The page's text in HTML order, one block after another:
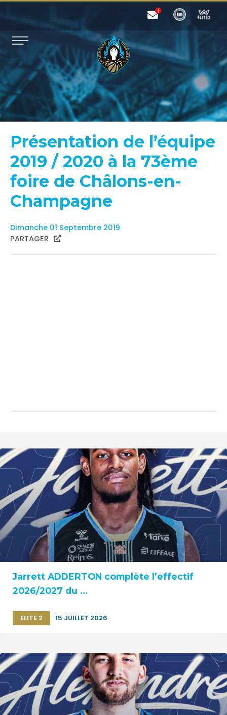
Présentation de l’équipe
2019 / 2020 à la 73ème
foire de Châlons-en-
Champagne
Dimanche 01 Septembre 2019
PARTAGER
Jarrett ADDERTON complète l’effectif
2026/2027 du ...
ELITE 2 15 JUILLET 2026